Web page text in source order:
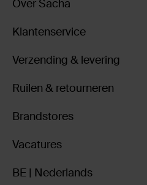
Over Sacha
Klantenservice
Verzending & levering
Ruilen & retourneren
Brandstores
Vacatures
BE | Nederlands